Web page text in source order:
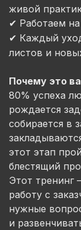
живой
✔ Работаем на
✔ Каждый
листов и
Почему это
80% успеха
рождается
собирается в
этот этап
блестящий
Этот
работу с
нужные
и